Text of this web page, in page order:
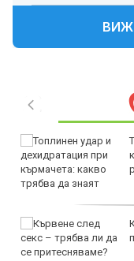
ВИЖ